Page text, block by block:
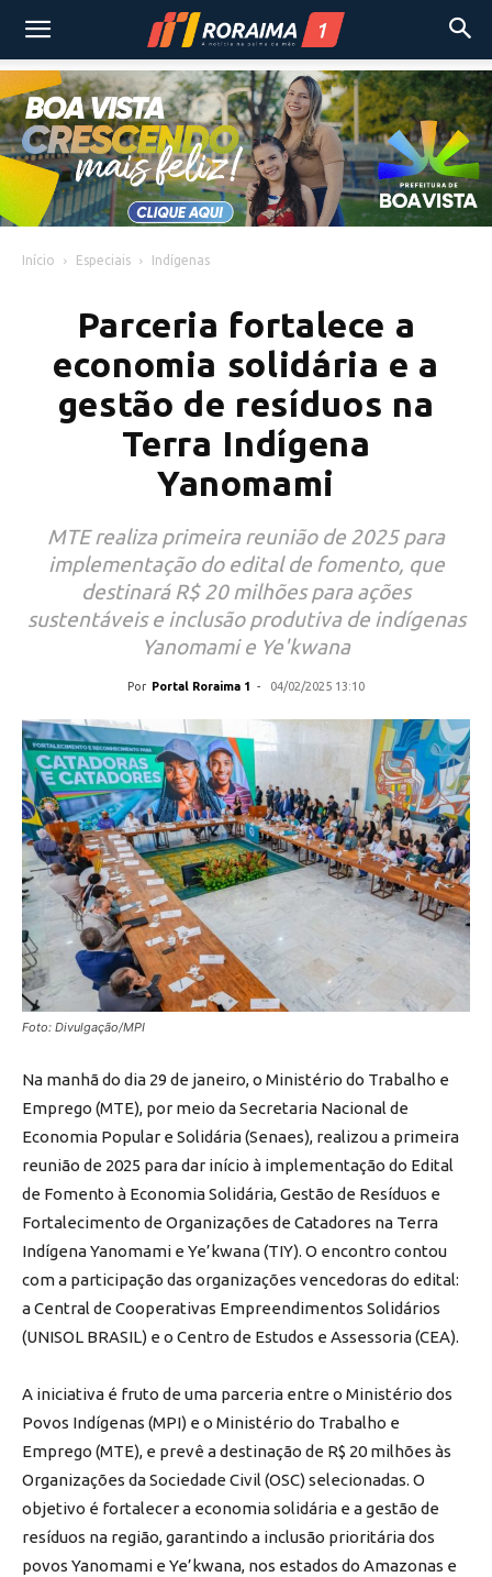
Início Especiais Indígenas
Parceria fortalece a
economia solidária e a
gestão de resíduos na
Terra Indígena
Yanomami
MTE realiza primeira reunião de 2025 para
implementação do edital de fomento, que
destinará R$ 20 milhões para ações
sustentáveis e inclusão produtiva de indígenas
Yanomami e Ye'kwana
Por Portal Roraima 1 - 04/02/2025 13:10
Foto: Divulgação/MPI
Na manhã do dia 29 de janeiro, o Ministério do Trabalho e
Emprego (MTE), por meio da Secretaria Nacional de
Economia Popular e Solidária (Senaes), realizou a primeira
reunião de 2025 para dar início à implementação do Edital
de Fomento à Economia Solidária, Gestão de Resíduos e
Fortalecimento de Organizações de Catadores na Terra
Indígena Yanomami e Ye’kwana (TIY). O encontro contou
com a participação das organizações vencedoras do edital:
a Central de Cooperativas Empreendimentos Solidários
(UNISOL BRASIL) e o Centro de Estudos e Assessoria (CEA).
A iniciativa é fruto de uma parceria entre o Ministério dos
Povos Indígenas (MPI) e o Ministério do Trabalho e
Emprego (MTE), e prevê a destinação de R$ 20 milhões às
Organizações da Sociedade Civil (OSC) selecionadas. O
objetivo é fortalecer a economia solidária e a gestão de
resíduos na região, garantindo a inclusão prioritária dos
povos Yanomami e Ye’kwana, nos estados do Amazonas e